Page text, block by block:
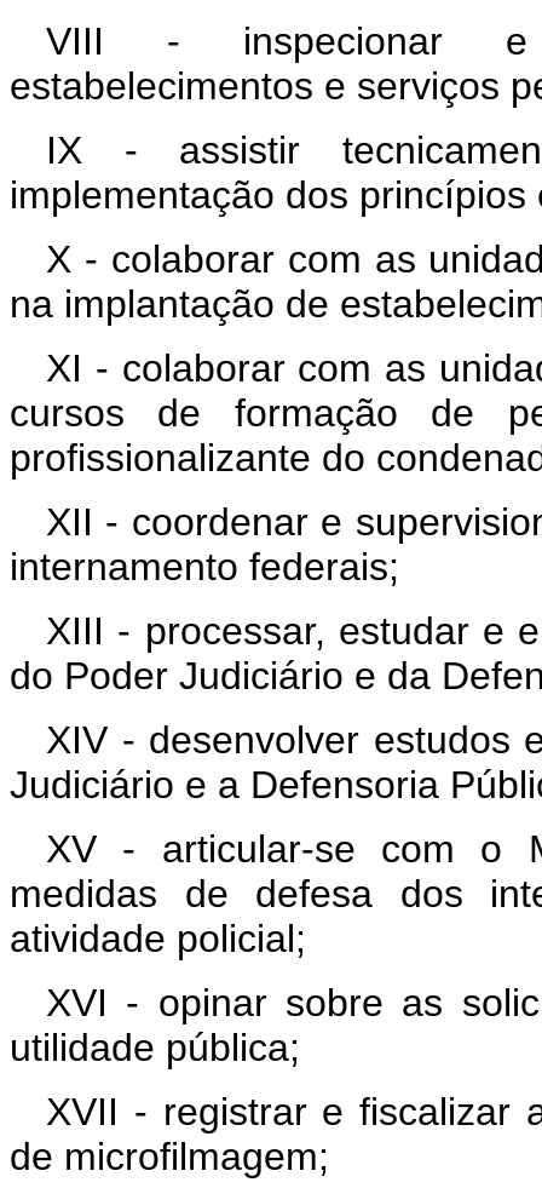
VIII - inspecionar e
estabelecimentos e serviços
IX - assistir
implementação dos
X - colaborar com as
na implantação de
XI - colaborar com as
cursos de formação de
profissionalizante do
XII - coordenar e
internamento federais;
XIII - processar, estudar e
do Poder Judiciário e da
XIV - desenvolver estudos
Judiciário e a Defensoria
XV - articular-se com o
medidas de defesa dos
atividade policial;
XVI - opinar sobre as
utilidade pública;
XVII - registrar e fiscalizar
de microfilmagem;